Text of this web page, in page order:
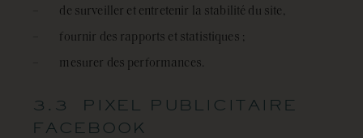
– de surveiller et entretenir la stabilité du site,
– fournir des rapports et statistiques ;
– mesurer des performances.
3.3 PIXEL PUBLICITAIRE
FACEBOOK